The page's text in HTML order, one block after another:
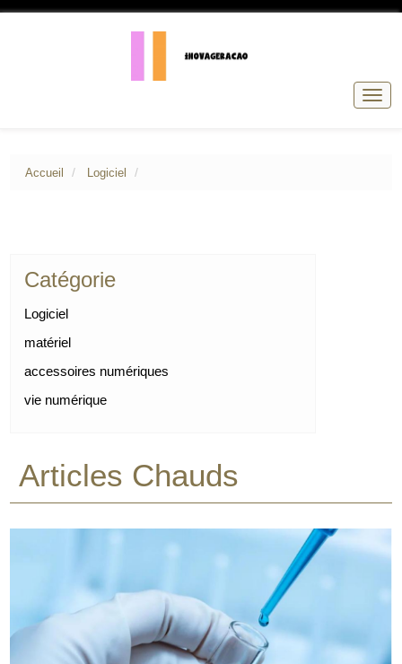
Accueil Logiciel
Catégorie
Logiciel
matériel
accessoires numériques
vie numérique
Articles Chauds